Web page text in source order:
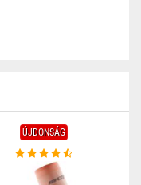
ÚJDONSÁG